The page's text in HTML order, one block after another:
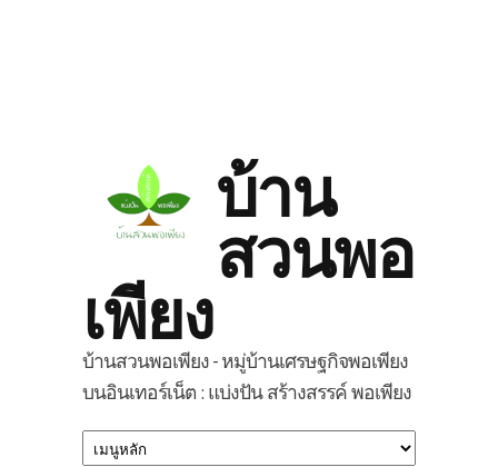
บ้าน
สวนพอ
เพียง
บ้านสวนพอเพียง - หมู่บ้านเศรษฐกิจพอเพียง
บนอินเทอร์เน็ต : แบ่งปัน สร้างสรรค์ พอเพียง